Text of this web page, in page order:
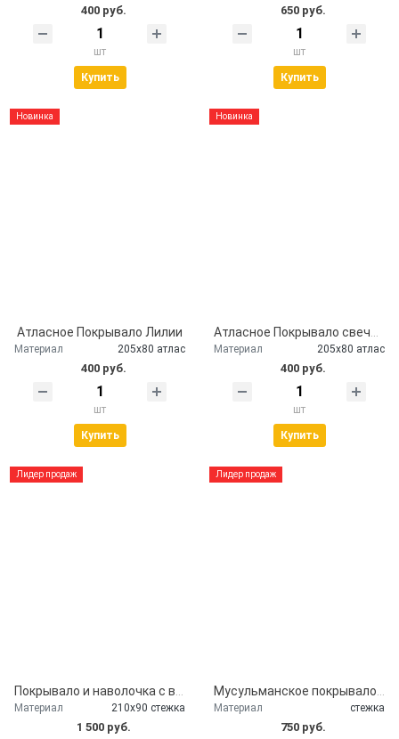
400 руб.
шт
Купить
650 руб.
шт
Купить
Новинка
Атласное Покрывало Лилии
Материал 205х80 атлас
400 руб.
шт
Купить
Новинка
Атласное Покрывало свеча и розы Серебро
Материал 205х80 атлас
400 руб.
шт
Купить
Лидер продаж
Материал 210х90 стежка
1 500 руб.
Лидер продаж
Материал стежка
750 руб.